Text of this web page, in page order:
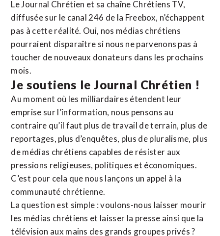
Le Journal Chrétien et sa chaîne Chrétiens TV,
diffusée sur le canal 246 de la Freebox, n’échappent
pas à cette réalité. Oui, nos médias chrétiens
pourraient disparaître si nous ne parvenons pas à
toucher de nouveaux donateurs dans les prochains
mois.
Je soutiens le Journal Chrétien !
Au moment où les milliardaires étendent leur
emprise sur l’information, nous pensons au
contraire qu’il faut plus de travail de terrain, plus de
reportages, plus d’enquêtes, plus de pluralisme, plus
de médias chrétiens capables de résister aux
pressions religieuses, politiques et économiques.
C’est pour cela que nous lançons un appel à la
communauté chrétienne.
La question est simple : voulons-nous laisser mourir
les médias chrétiens et laisser la presse ainsi que la
télévision aux mains des grands groupes privés ?